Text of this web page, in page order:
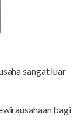
sangat luar
bagi